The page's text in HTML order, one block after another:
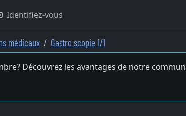
Identifiez-vous
médicaux Gastro scopie 1/1
Découvrez les avantages de notre